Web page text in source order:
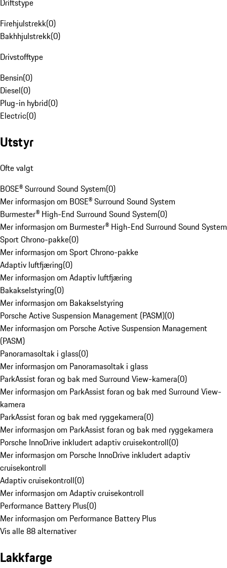
Driftstype
Firehjulstrekk(0)
Bakhhjulstrekk(0)
Drivstofftype
Bensin(0)
Diesel(0)
Plug-in hybrid(0)
Electric(0)
Utstyr
Ofte valgt
BOSE® Surround Sound System(0)
Mer informasjon om BOSE® Surround Sound System
Burmester® High-End Surround Sound System(0)
Mer informasjon om Burmester® High-End Surround Sound System
Sport Chrono-pakke(0)
Mer informasjon om Sport Chrono-pakke
Adaptiv luftfjæring(0)
Mer informasjon om Adaptiv luftfjæring
Bakakselstyring(0)
Mer informasjon om Bakakselstyring
Porsche Active Suspension Management (PASM)(0)
Mer informasjon om Porsche Active Suspension Management
(PASM)
Panoramasoltak i glass(0)
Mer informasjon om Panoramasoltak i glass
ParkAssist foran og bak med Surround View-kamera(0)
Mer informasjon om ParkAssist foran og bak med Surround View-
kamera
ParkAssist foran og bak med ryggekamera(0)
Mer informasjon om ParkAssist foran og bak med ryggekamera
Porsche InnoDrive inkludert adaptiv cruisekontroll(0)
Mer informasjon om Porsche InnoDrive inkludert adaptiv
cruisekontroll
Adaptiv cruisekontroll(0)
Mer informasjon om Adaptiv cruisekontroll
Performance Battery Plus(0)
Mer informasjon om Performance Battery Plus
Vis alle 88 alternativer
Lakkfarge